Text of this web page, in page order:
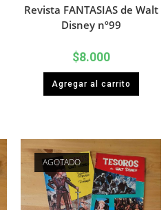
Revista FANTASIAS de Walt
Disney nº99
$8.000
Agregar al carrito
AGOTADO